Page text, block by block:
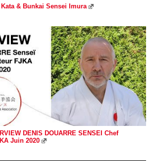
& Bunkai Sensei Imura
DENIS DOUARRE SENSEI Chef
Juin 2020